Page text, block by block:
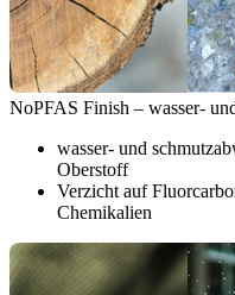
NoPFAS Finish – wasser-
wasser- und
Oberstoff
Verzicht auf
Chemikalien